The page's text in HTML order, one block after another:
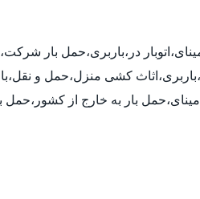
در،باربری،حمل بار
کشی منزل،حمل و